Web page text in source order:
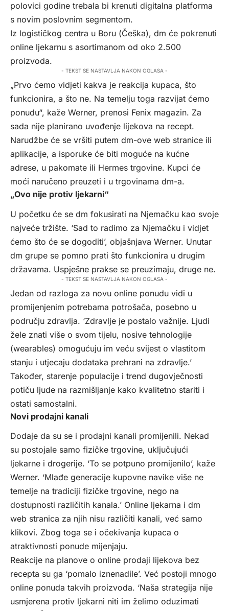
polovici godine trebala bi krenuti digitalna platforma
s novim poslovnim segmentom.
Iz logističkog centra u Boru (Češka), dm će pokrenuti
online ljekarnu s asortimanom od oko 2.500
proizvoda.
- TEKST SE NASTAVLJA NAKON OGLASA -
„Prvo ćemo vidjeti kakva je reakcija kupaca, što
funkcionira, a što ne. Na temelju toga razvijat ćemo
ponudu“, kaže Werner, prenosi Fenix magazin. Za
sada nije planirano uvođenje lijekova na recept.
Narudžbe će se vršiti putem dm-ove web stranice ili
aplikacije, a isporuke će biti moguće na kućne
adrese, u pakomate ili Hermes trgovine. Kupci će
moći naručeno preuzeti i u trgovinama dm-a.
„Ovo nije protiv ljekarni“
U početku će se dm fokusirati na Njemačku kao svoje
najveće tržište. ‘Sad to radimo za Njemačku i vidjet
ćemo što će se dogoditi’, objašnjava Werner. Unutar
dm grupe se pomno prati što funkcionira u drugim
državama. Uspješne prakse se preuzimaju, druge ne.
- TEKST SE NASTAVLJA NAKON OGLASA -
Jedan od razloga za novu online ponudu vidi u
promijenjenim potrebama potrošača, posebno u
području zdravlja. ‘Zdravlje je postalo važnije. Ljudi
žele znati više o svom tijelu, nosive tehnologije
(wearables) omogućuju im veću svijest o vlastitom
stanju i utjecaju dodataka prehrani na zdravlje.’
Također, starenje populacije i trend dugovječnosti
potiču ljude na razmišljanje kako kvalitetno stariti i
ostati samostalni.
Novi prodajni kanali
Dodaje da su se i prodajni kanali promijenili. Nekad
su postojale samo fizičke trgovine, uključujući
ljekarne i drogerije. ‘To se potpuno promijenilo’, kaže
Werner. ‘Mlađe generacije kupovne navike više ne
temelje na tradiciji fizičke trgovine, nego na
dostupnosti različitih kanala.’ Online ljekarna i dm
web stranica za njih nisu različiti kanali, već samo
klikovi. Zbog toga se i očekivanja kupaca o
atraktivnosti ponude mijenjaju.
Reakcije na planove o online prodaji lijekova bez
recepta su ga ‘pomalo iznenadile’. Već postoji mnogo
online ponuda takvih proizvoda. ‘Naša strategija nije
usmjerena protiv ljekarni niti im želimo oduzimati